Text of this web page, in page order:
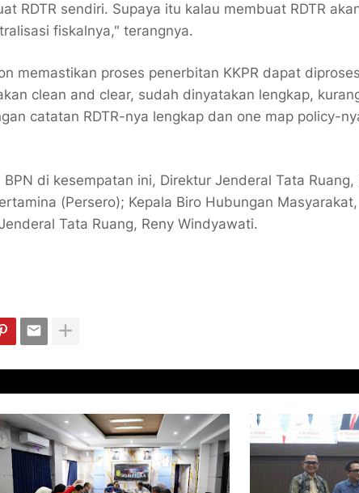
RDTR sendiri. Supaya itu kalau membuat RDTR
fiskalnya," terangnya.
memastikan proses penerbitan KKPR dapat
clean and clear, sudah dinyatakan lengkap,
catatan RDTR-nya lengkap dan one map policy-
di kesempatan ini, Direktur Jenderal Tata
(Persero); Kepala Biro Hubungan
Tata Ruang, Reny Windyawati.